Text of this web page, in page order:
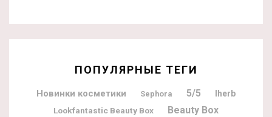
ПОПУЛЯРНЫЕ ТЕГИ
Новинки косметики Sephora 5/5
Iherb
Lookfantastic Beauty Box
Beauty Box